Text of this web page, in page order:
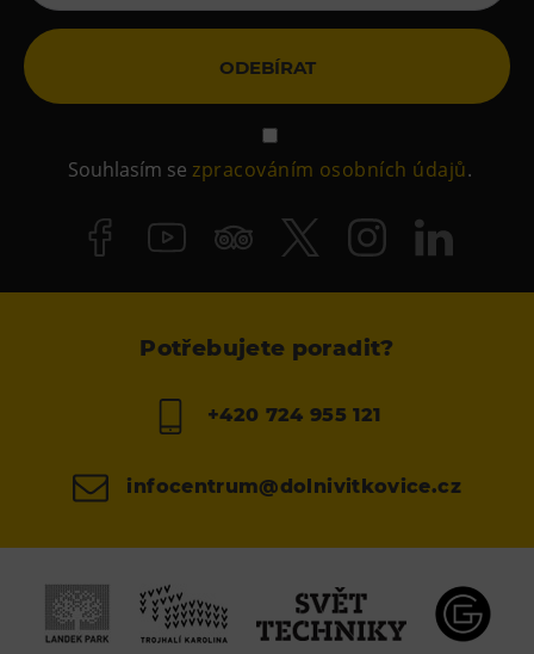
ODEBÍRAT
Souhlasím sezpracováním osobních údajů.
Potřebujete poradit?
+420 724 955 121
infocentrum@dolnivitkovice.cz